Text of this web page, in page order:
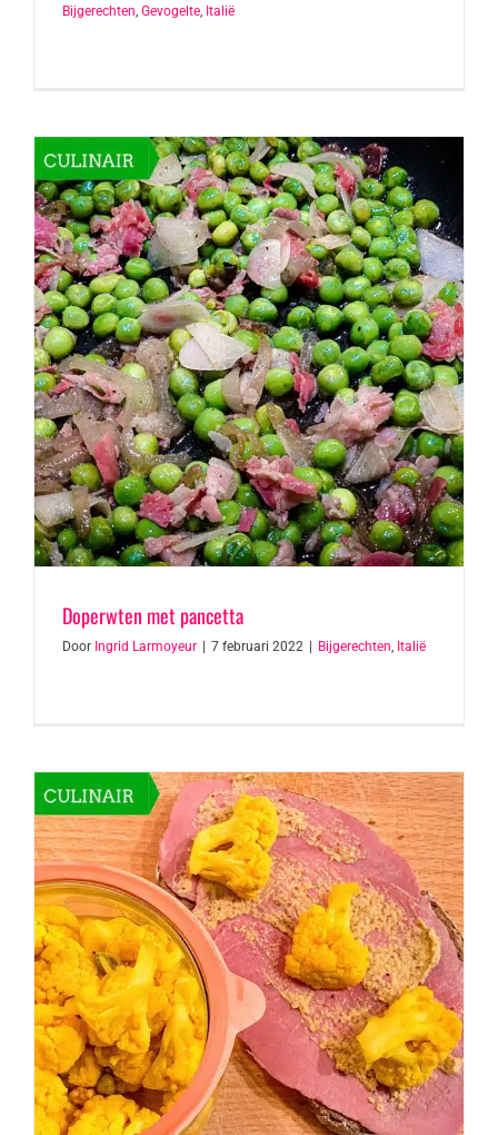
Bijgerechten, Gevogelte, Italië
Doperwten met pancetta
Door Ingrid Larmoyeur 7 februari 2022 Bijgerechten, Italië